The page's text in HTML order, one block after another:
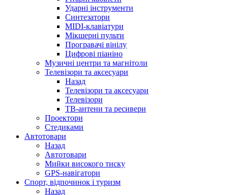
Ударні інструменти
Синтезатори
MIDI-клавіатури
Мікшерні пульти
Програвачі вінілу
Цифрові піаніно
Музичні центри та магнітоли
Телевізори та аксесуари
Назад
Телевізори та аксесуари
Телевізори
ТВ-антени та ресивери
Проектори
Стедиками
Автотовари
Назад
Автотовари
Мийки високого тиску
GPS-навігатори
Спорт, відпочинок і туризм
Назад